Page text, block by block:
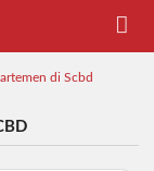
di Scbd